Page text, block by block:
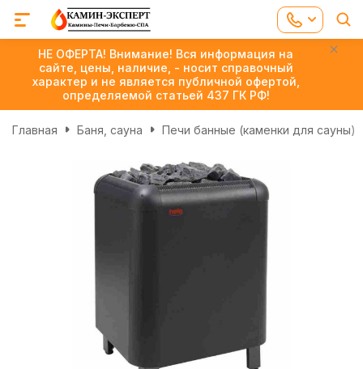
НЕ ОФЕРТА! Внимание! Вся информация на
сайте, цены, наличие, - носит справочный
характер и не является публичной офертой,
определяемой статьей 437 ГК РФ!
Главная Баня, сауна Печи банные (каменки для сауны)